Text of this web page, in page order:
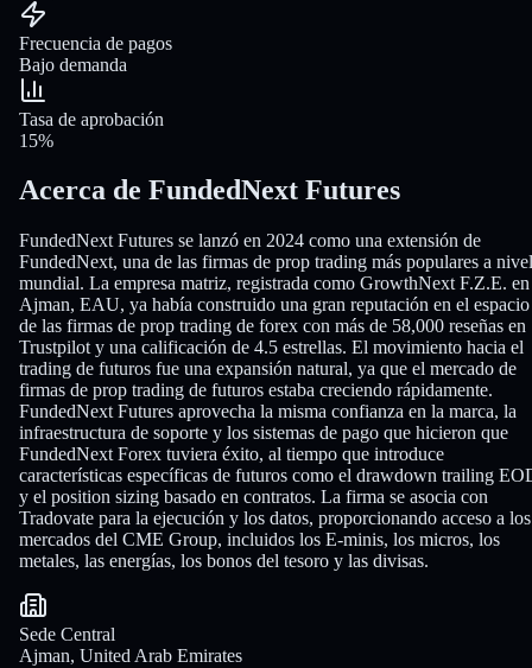
Frecuencia de pagos
Bajo demanda
Tasa de aprobación
15%
Acerca de FundedNext Futures
FundedNext Futures se lanzó en 2024 como una extensión de
FundedNext, una de las firmas de prop trading más populares a nivel
mundial. La empresa matriz, registrada como GrowthNext F.Z.E. en
Ajman, EAU, ya había construido una gran reputación en el espacio
de las firmas de prop trading de forex con más de 58,000 reseñas en
Trustpilot y una calificación de 4.5 estrellas. El movimiento hacia el
trading de futuros fue una expansión natural, ya que el mercado de
firmas de prop trading de futuros estaba creciendo rápidamente.
FundedNext Futures aprovecha la misma confianza en la marca, la
infraestructura de soporte y los sistemas de pago que hicieron que
FundedNext Forex tuviera éxito, al tiempo que introduce
características específicas de futuros como el drawdown trailing
y el position sizing basado en contratos. La firma se asocia con
Tradovate para la ejecución y los datos, proporcionando acceso a los
mercados del CME Group, incluidos los E-minis, los micros, los
metales, las energías, los bonos del tesoro y las divisas.
Sede Central
Ajman, United Arab Emirates